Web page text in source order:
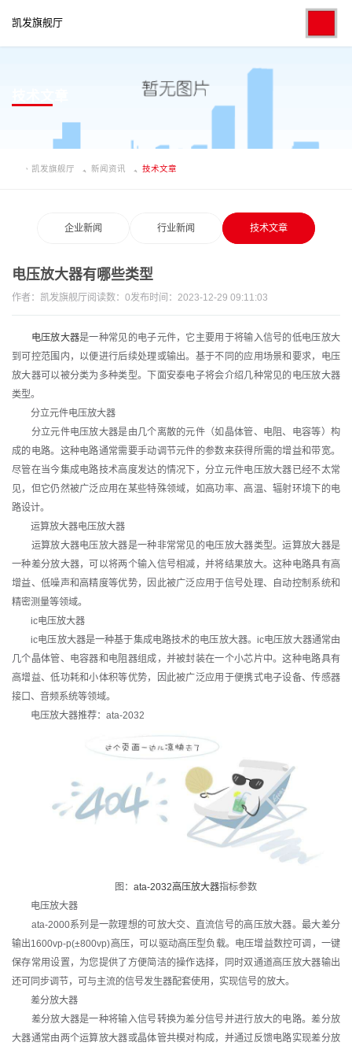
凯发旗舰厅
凯发旗舰厅 新闻资讯 技术文章
企业新闻 行业新闻 技术文章
电压放大器有哪些类型
作者： 凯发旗舰厅阅读数： 0发布时间：2023-12-29 09:11:03
电压放大器是一种常见的电子元件，它主要用于将输入信号的低电压放大
到可控范围内，以便进行后续处理或输出。基于不同的应用场景和要求，电压
放大器可以被分类为多种类型。下面安泰电子将会介绍几种常见的电压放大器
类型。
分立元件电压放大器
分立元件电压放大器是由几个离散的元件（如晶体管、电阻、电容等）构
成的电路。这种电路通常需要手动调节元件的参数来获得所需的增益和带宽。
尽管在当今集成电路技术高度发达的情况下，分立元件电压放大器已经不太常
见，但它仍然被广泛应用在某些特殊领域，如高功率、高温、辐射环境下的电
路设计。
运算放大器电压放大器
运算放大器电压放大器是一种非常常见的电压放大器类型。运算放大器是
一种差分放大器，可以将两个输入信号相减，并将结果放大。这种电路具有高
增益、低噪声和高精度等优势，因此被广泛应用于信号处理、自动控制系统和
精密测量等领域。
ic电压放大器
ic电压放大器是一种基于集成电路技术的电压放大器。ic电压放大器通常由
几个晶体管、电容器和电阻器组成，并被封装在一个小芯片中。这种电路具有
高增益、低功耗和小体积等优势，因此被广泛应用于便携式电子设备、传感器
接口、音频系统等领域。
电压放大器推荐：ata-2032
图： ata-2032高压放大器指标参数
电压放大器
ata-2000系列是一款理想的可放大交、直流信号的高压放大器。最大差分
输出1600vp-p(±800vp)高压，可以驱动高压型负载。电压增益数控可调，一键
保存常用设置，为您提供了方便简洁的操作选择，同时双通道高压放大器输出
还可同步调节，可与主流的信号发生器配套使用，实现信号的放大。
差分放大器
差分放大器是一种将输入信号转换为差分信号并进行放大的电路。差分放
大器通常由两个运算放大器或晶体管共模对构成，并通过反馈电路实现差分放